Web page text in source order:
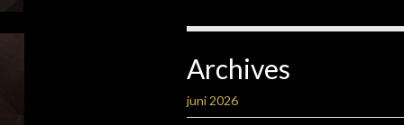
Archives
juni 2026